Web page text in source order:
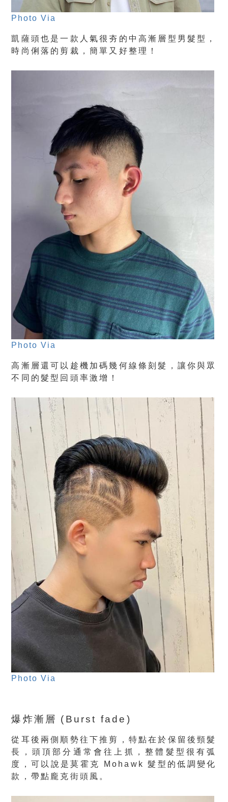
Photo Via
凱薩頭也是一款人氣很夯的中高漸層型男髮型，
時尚俐落的剪裁，簡單又好整理！
Photo Via
高漸層還可以趁機加碼幾何線條刻髮，讓你與眾
不同的髮型回頭率激增！
Photo Via
爆炸漸層 (Burst fade)
從耳後兩側順勢往下推剪，特點在於保留後頸髮
長，頭頂部分通常會往上抓，整體髮型很有弧
度，可以說是莫霍克 Mohawk 髮型的低調變化
款，帶點龐克街頭風。